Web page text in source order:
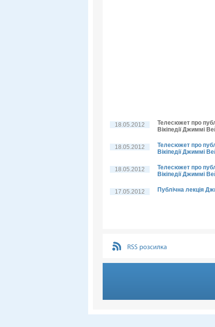
18.05.2012
Телесюжет про
Вікіпедії Джиммі
18.05.2012
Телесюжет про
Вікіпедії Джиммі
18.05.2012
Телесюжет про
Вікіпедії Джиммі
17.05.2012 Публічна лекція